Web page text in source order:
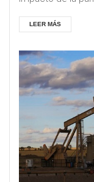
LEER MÁS